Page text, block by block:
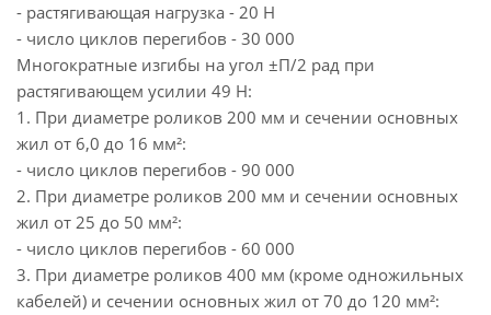
- растягивающая нагрузка - 20 Н
- число циклов перегибов - 30 000
Многократные изгибы на угол ±П/2 рад при
растягивающем усилии 49 Н:
1. При диаметре роликов 200 мм и сечении основных
жил от 6,0 до 16 мм²:
- число циклов перегибов - 90 000
2. При диаметре роликов 200 мм и сечении основных
жил от 25 до 50 мм²:
- число циклов перегибов - 60 000
3. При диаметре роликов 400 мм (кроме одножильных
кабелей) и сечении основных жил от 70 до 120 мм²: